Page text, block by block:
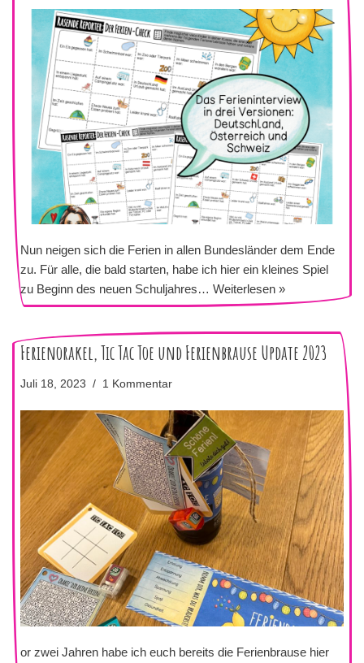
Nun neigen sich die Ferien in allen Bundesländer dem Ende
zu. Für alle, die bald starten, habe ich hier ein kleines Spiel
zu Beginn des neuen Schuljahres… Weiterlesen »
Ferienorakel, Tic Tac Toe und Ferienbrause Update 2023
Juli 18, 2023 1 Kommentar
or zwei Jahren habe ich euch bereits die Ferienbrause hier